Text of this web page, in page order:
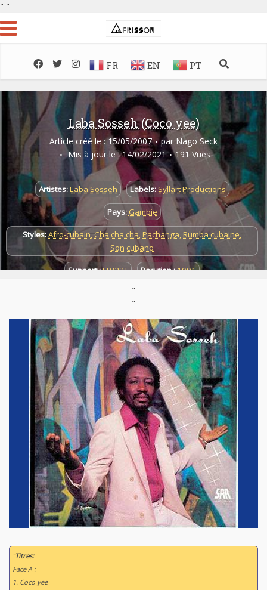
" "
FR EN PT
Laba Sosseh (Coco yee)
Article créé le : 15/05/2007 par Nago Seck
Mis à jour le : 14/02/2021
191 Vues
Artistes:Laba Sosseh Labels:Syllart Productions
Pays: Gambie
Styles:Afro-cubain,Cha cha cha,Pachanga,Rumba cubaine,
Son cubano
Support :LP/33T Parution :1991
"
"
“Titres:
Face A :
1. Coco yee